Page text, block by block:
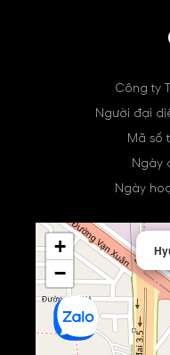
Công ty
Người đại
Mã số
Ngày
Ngày
+
−